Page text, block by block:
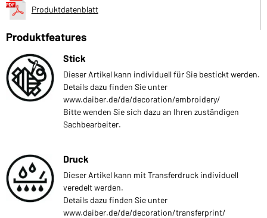
Produktdatenblatt
Produktfeatures
Stick
Dieser Artikel kann individuell für Sie bestickt werden.
Details dazu finden Sie unter
www.daiber.de/de/decoration/embroidery/
Bitte wenden Sie sich dazu an Ihren zuständigen
Sachbearbeiter.
Druck
Dieser Artikel kann mit Transferdruck individuell
veredelt werden.
Details dazu finden Sie unter
www.daiber.de/de/decoration/transferprint/